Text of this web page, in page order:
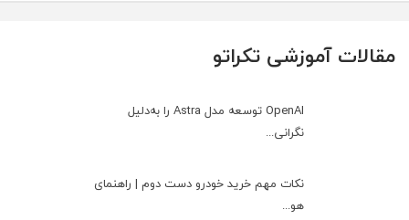
مقالات آموزشی تکراتو
OpenAI توسعه مدل Astra را به‌دلیل
نگرانی...
نکات مهم خرید خودرو دست دوم | راهنمای
هو...